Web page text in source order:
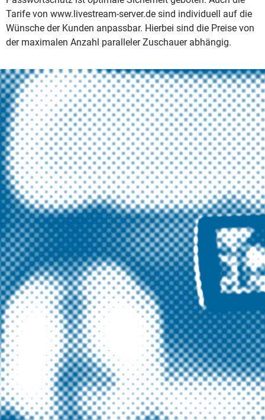
Tarife von www.livestream-server.de sind individuell auf die
Wünsche der Kunden anpassbar. Hierbei sind die Preise von
der maximalen Anzahl paralleler Zuschauer abhängig.